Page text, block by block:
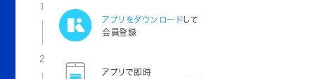
1
アプリをダウンロードして
会員登録
2
アプリで即時